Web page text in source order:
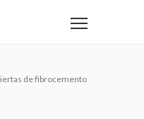
de fibrocemento